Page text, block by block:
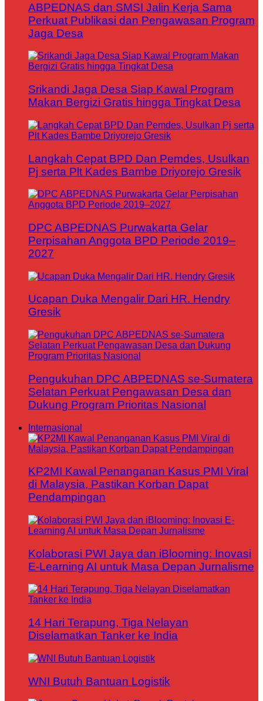
ABPEDNAS dan SMSI Jalin Kerja Sama
Perkuat Publikasi dan Pengawasan Program
Jaga Desa
Srikandi Jaga Desa Siap Kawal Program
Makan Bergizi Gratis hingga Tingkat Desa
Langkah Cepat BPD Dan Pemdes, Usulkan
Pj serta Plt Kades Bambe Driyorejo Gresik
DPC ABPEDNAS Purwakarta Gelar
Perpisahan Anggota BPD Periode 2019–
2027
Ucapan Duka Mengalir Dari HR. Hendry
Gresik
Pengukuhan DPC ABPEDNAS se-Sumatera
Selatan Perkuat Pengawasan Desa dan
Dukung Program Prioritas Nasional
Internasional
KP2MI Kawal Penanganan Kasus PMI Viral
di Malaysia, Pastikan Korban Dapat
Pendampingan
Kolaborasi PWI Jaya dan iBlooming: Inovasi
E-Learning AI untuk Masa Depan Jurnalisme
14 Hari Terapung, Tiga Nelayan
Diselamatkan Tanker ke India
WNI Butuh Bantuan Logistik